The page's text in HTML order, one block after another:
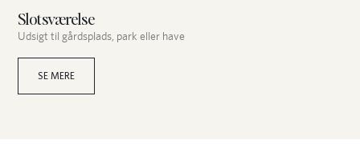
Slotsværelse
Udsigt til gårdsplads, park eller have
SE MERE